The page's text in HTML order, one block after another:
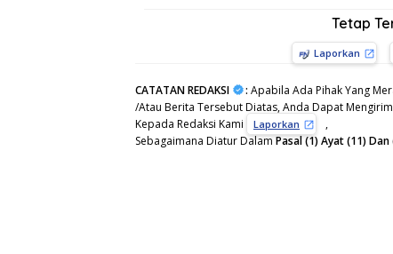
Tetap
Laporkan
CATATAN REDAKSI : Apabila Ada Pihak Yang
/Atau Berita Tersebut Diatas, Anda Dapat
Kepada Redaksi Kami
Laporkan
,
Sebagaimana Diatur DalamPasal (1) Ayat (11)